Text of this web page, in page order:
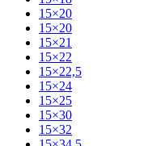
15×20
15×20
15×21
15×22
15×22,5
15×24
15×25
15×30
15×32